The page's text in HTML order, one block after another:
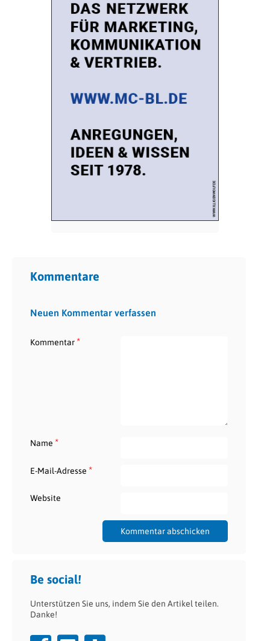
Kommentare
Neuen Kommentar verfassen
Kommentar*
Name *
E-Mail-Adresse *
Website
Be social!
Unterstützen Sie uns, indem Sie den Artikel teilen.
Danke!